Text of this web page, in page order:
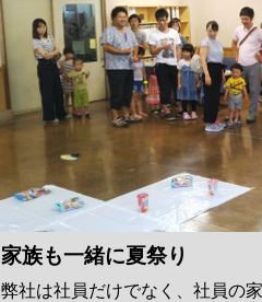
家族も一緒に夏祭り
弊社は社員だけでなく、社員の